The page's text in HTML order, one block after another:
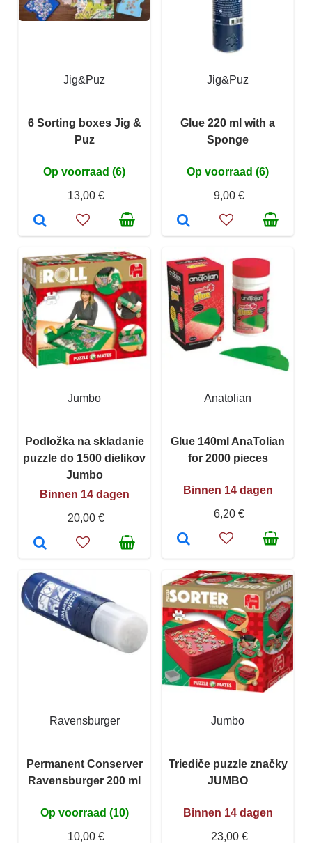
Jig&Puz
6 Sorting boxes Jig &
Puz
Op voorraad (6)
13,00 €
Jig&Puz
Glue 220 ml with a
Sponge
Op voorraad (6)
9,00 €
Jumbo
Podložka na skladanie
puzzle do 1500 dielikov
Jumbo
Binnen 14 dagen
20,00 €
Anatolian
Glue 140ml AnaTolian
for 2000 pieces
Binnen 14 dagen
6,20 €
Ravensburger
Permanent Conserver
Ravensburger 200 ml
Op voorraad (10)
10,00 €
Jumbo
Triediče puzzle značky
JUMBO
Binnen 14 dagen
23,00 €